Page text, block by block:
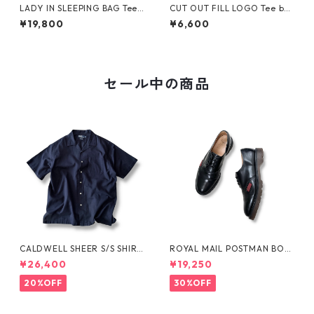
LADY IN SLEEPING BAG Tee
by THE NORTH FACE
¥19,800
CUT OUT FILL LOGO Tee by
Polar Skate Co.
¥6,600
セール中の商品
CALDWELL SHEER S/S SHIRT
by Polo Ralph Lauren
¥26,400
20%OFF
ROYAL MAIL POSTMAN BOO
TS by Dr.MARTENS
¥19,250
30%OFF